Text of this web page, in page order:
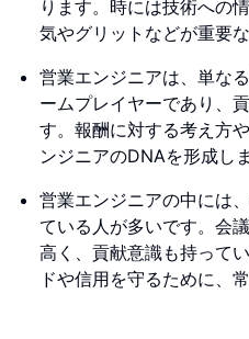
ります。時には技術への
気やグリットなどが重要
営業エンジニアは、単な
ームプレイヤーであり、
す。報酬に対する考え方
ンジニアのDNAを形成しま
営業エンジニアの中には
ている人が多いです。会
高く、貢献意識も持って
ドや信用を守るために、